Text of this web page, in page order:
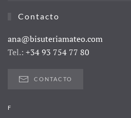
Contacto
ana@bisuteriamateo.com
Tel.: +34 93 754 77 80
CONTACTO
F